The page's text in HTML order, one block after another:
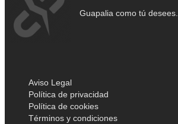
Guapalia como tú desees.
Aviso Legal
Política de privacidad
Política de cookies
Términos y condiciones